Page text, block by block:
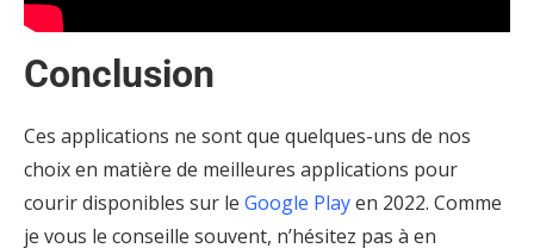
Conclusion
Ces applications ne sont que quelques-uns de nos
choix en matière de meilleures applications pour
courir disponibles sur le Google Playen 2022. Comme
je vous le conseille souvent, n’hésitez pas à en